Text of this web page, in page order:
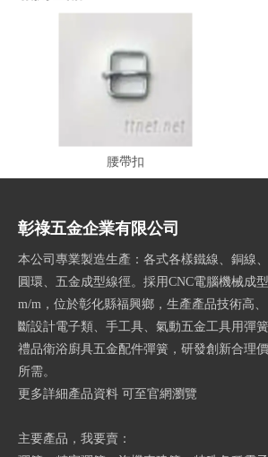
腰帶扣
彰祿五金企業有限公司
本公司專業製造生產：各式各樣鐵線、銅線、
圓環、五金成型線徑。採用CNC電腦機械成
m/m，位於彰化縣福興鄉，生產產品技術高
斷設計電子類、手工具、氣動五金工具用彈簧
禮品衛浴廚具五金配件彈簧，研發創新合理
所需。
更多詳細產品資料 可至官網瀏覽
主要產品，我要賣：